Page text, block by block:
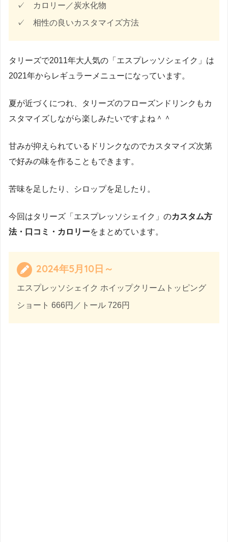
✓ カロリー／炭水化物
✓ 相性の良いカスタマイズ方法
タリーズで2011年大人気の「エスプレッソシェイク」は
2021年からレギュラーメニューになっています。
夏が近づくにつれ、タリーズのフローズンドリンクもカ
スタマイズしながら楽しみたいですよね＾＾
甘みが抑えられているドリンクなのでカスタマイズ次第
で好みの味を作ることもできます。
苦味を足したり、シロップを足したり。
今回はタリーズ「エスプレッソシェイク」のカスタム方
法・口コミ・カロリーをまとめています。
2024年5月10日～
エスプレッソシェイク ホイップクリームトッピング
ショート 666円／トール 726円